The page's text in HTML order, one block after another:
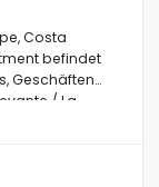
Costa
befindet
Geschäften
/ La